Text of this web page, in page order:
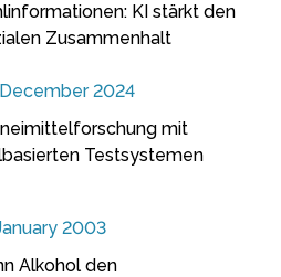
KI stärkt den
Zusammenhalt
2024
mit
Testsystemen
2003
Alkohol den